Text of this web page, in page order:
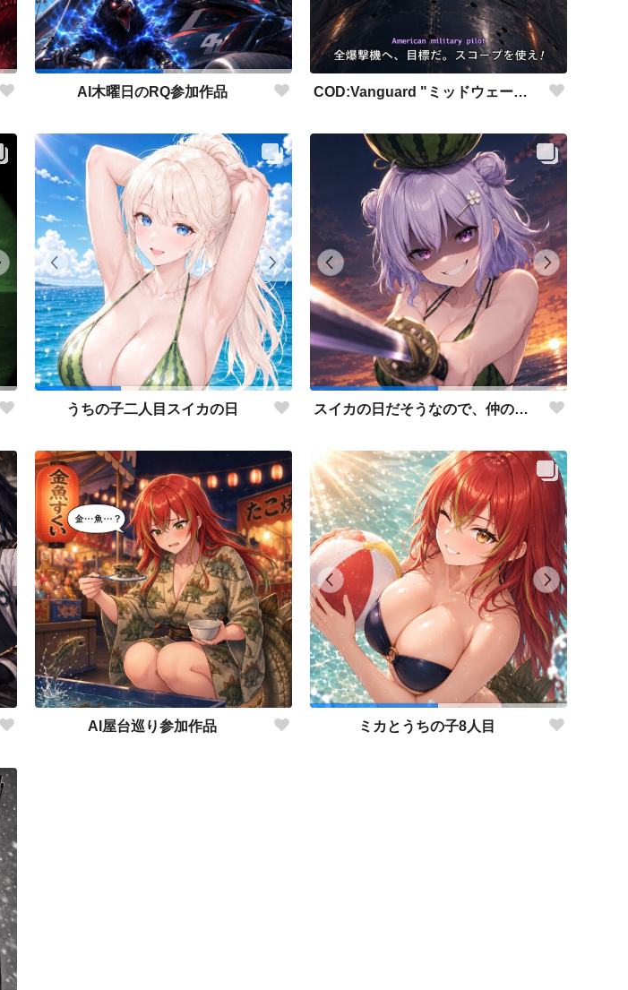
AI木曜日のRQ参加作品 COD:Vanguard "ミッドウェー海戦"
うちの子二人目スイカの日 スイカの日だそうなので、仲の良い先輩後輩でスイカ割り（意味深）
AI屋台巡り参加作品 ミカとうちの子8人目